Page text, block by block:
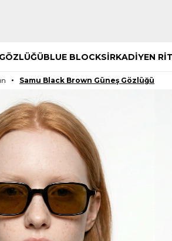
BLUE BLOCKSİRKADİYEN
Samu Black Brown Güneş Gözlüğü